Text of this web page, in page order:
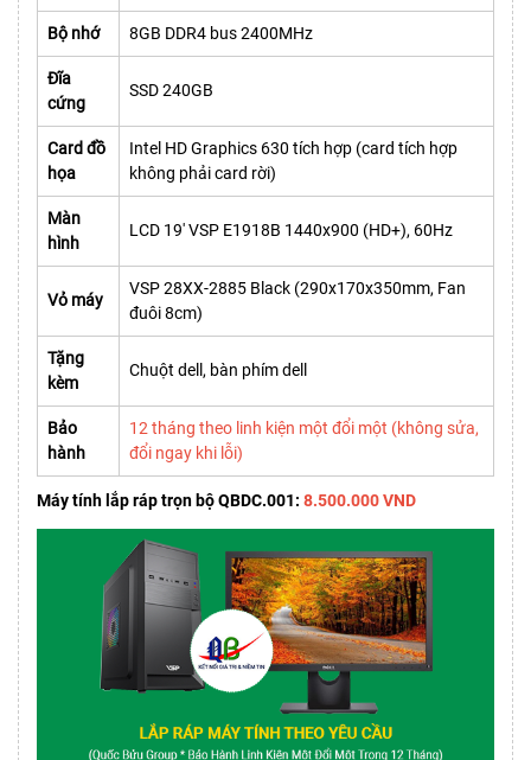
Bộ nhớ 8GB DDR4 bus 2400MHz
Đĩa
cứng
SSD 240GB
Card đồ
họa
Intel HD Graphics 630 tích hợp (card tích hợp
không phải card rời)
Màn
hình
LCD 19' VSP E1918B 1440x900 (HD+), 60Hz
Vỏ máy
VSP 28XX-2885 Black (290x170x350mm, Fan
đuôi 8cm)
Tặng
kèm
Chuột dell, bàn phím dell
Bảo
hành
12 tháng theo linh kiện một đổi một (không sửa,
đổi ngay khi lỗi)
Máy tính lắp ráp trọn bộ QBDC.001: 8.500.000 VND